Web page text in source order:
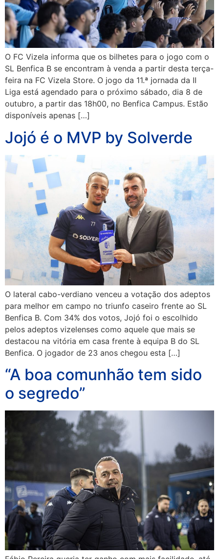
O FC Vizela informa que os bilhetes para o jogo com o
SL Benfica B se encontram à venda a partir desta terça-
feira na FC Vizela Store. O jogo da 11.ª jornada da II
Liga está agendado para o próximo sábado, dia 8 de
outubro, a partir das 18h00, no Benfica Campus. Estão
disponíveis apenas […]
Jojó é o MVP by Solverde
O lateral cabo-verdiano venceu a votação dos adeptos
para melhor em campo no triunfo caseiro frente ao SL
Benfica B. Com 34% dos votos, Jojó foi o escolhido
pelos adeptos vizelenses como aquele que mais se
destacou na vitória em casa frente à equipa B do SL
Benfica. O jogador de 23 anos chegou esta […]
“A boa comunhão tem sido
o segredo”